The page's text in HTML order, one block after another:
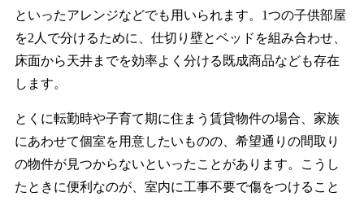
といったアレンジなどでも用いられます。1つの子供部屋
を2人で分けるために、仕切り壁とベッドを組み合わせ、
床面から天井までを効率よく分ける既成商品なども存在
します。
とくに転勤時や子育て期に住まう賃貸物件の場合、家族
にあわせて個室を用意したいものの、希望通りの間取り
の物件が見つからないといったことがあります。こうし
たときに便利なのが、室内に工事不要で傷をつけること